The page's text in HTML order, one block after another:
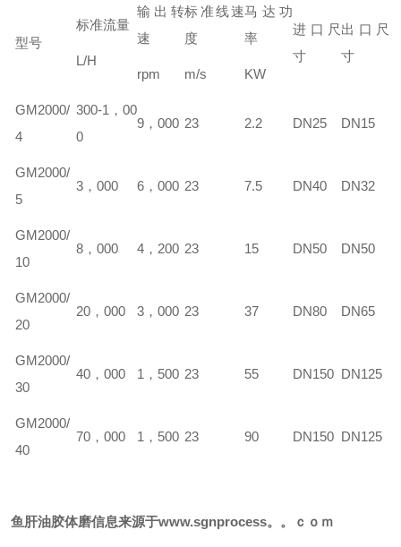
型号
标准流量
L/H
输出转
速
rpm
标准线速
度
m/s
马达功
率
KW
进口尺
寸
出口尺
寸
GM2000/
4
300-1，00
0
9，000 23 2.2 DN25 DN15
GM2000/
5
3，000 6，000 23 7.5 DN40 DN32
GM2000/
10
8，000 4，200 23 15 DN50 DN50
GM2000/
20
20，000 3，000 23 37 DN80 DN65
GM2000/
30
40，000 1，500 23 55 DN150 DN125
GM2000/
40
70，000 1，500 23 90 DN150 DN125
鱼肝油胶体磨信息来源于www.sgnprocess。。ｃｏｍ